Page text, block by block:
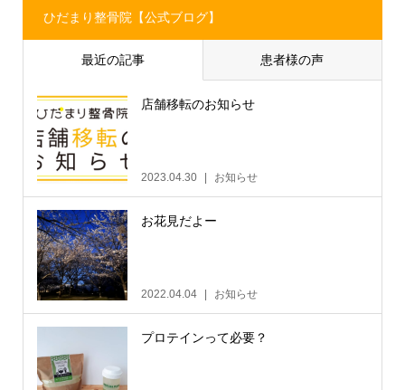
ひだまり整骨院【公式ブログ】
最近の記事 患者様の声
店舗移転のお知らせ
2023.04.30 お知らせ
お花見だよー
2022.04.04 お知らせ
プロテインって必要？